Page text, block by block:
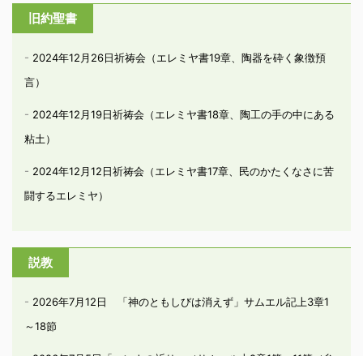
旧約聖書
2024年12月26日祈祷会（エレミヤ書19章、陶器を砕く象徴預
言）
2024年12月19日祈祷会（エレミヤ書18章、陶工の手の中にある
粘土）
2024年12月12日祈祷会（エレミヤ書17章、民のかたくなさに苦
闘するエレミヤ）
説教
2026年7月12日 「神のともしびは消えず」サムエル記上3章1
～18節